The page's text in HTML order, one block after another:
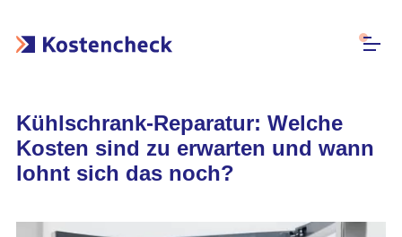
Kühlschrank-Reparatur: Welche
Kosten sind zu erwarten und wann
lohnt sich das noch?